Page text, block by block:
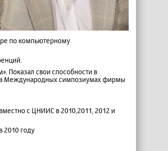
по компьютерному
Показал свои способности в
Международных симпозиумах фирмы
с ЦНИИС в 2010,2011, 2012 и
2010 году